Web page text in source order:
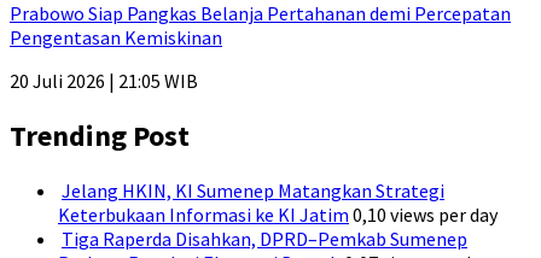
Prabowo Siap Pangkas Belanja Pertahanan demi Percepatan
Pengentasan Kemiskinan
20 Juli 2026 | 21:05 WIB
Trending Post
Jelang HKIN, KI Sumenep Matangkan Strategi
Keterbukaan Informasi ke KI Jatim 0,10 views per day
Tiga Raperda Disahkan, DPRD–Pemkab Sumenep